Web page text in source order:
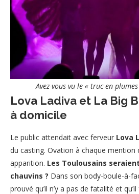
Avez-vous vu le « truc en
Lova Ladiva et La Big
à domicile
Le public attendait avec ferveur Lova
du casting. Ovation à chaque
apparition. Les Toulousains
chauvins ? Dans son body-boule-à-
prouvé qu’il n’y a pas de fatalité et